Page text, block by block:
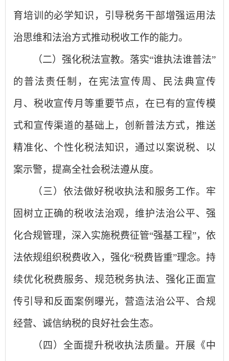
育培训的必学知识，引导税务干部增强运用法
治思维和法治方式推动税收工作的能力。
（二）强化税法宣教。落实“谁执法谁普法”
的普法责任制，在宪法宣传周、民法典宣传
月、税收宣传月等重要节点，在已有的宣传模
式和宣传渠道的基础上，创新普法方式，推送
精准化、个性化税法知识，通过以案说税、以
案示警，提高全社会税法遵从度。
（三）依法做好税收执法和服务工作。牢
固树立正确的税收法治观，维护法治公平、强
化合规管理，深入实施税费征管“强基工程”，依
法依规组织税费收入，强化“税费皆重”理念。持
续优化税费服务、规范税务执法、强化正面宣
传引导和反面案例曝光，营造法治公平、合规
经营、诚信纳税的良好社会生态。
（四）全面提升税收执法质量。开展《中